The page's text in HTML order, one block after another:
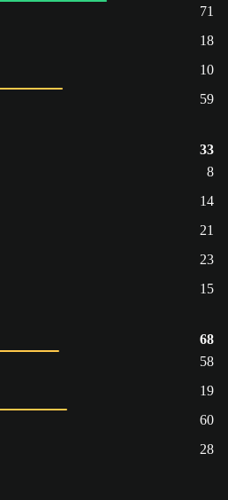
71
18
10
59
33
8
14
21
23
15
68
58
19
60
28